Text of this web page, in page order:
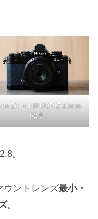
Zfc + NIKKOR Z 26mm
f/2.8
。
ウントレンズ最小・
。